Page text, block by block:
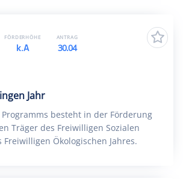
Jahr
Programms besteht in der Förderung
Träger des Freiwilligen Sozialen
Freiwilligen Ökologischen Jahres.
FÖRDERHÖHE
k.A
ANTRAG
30.04